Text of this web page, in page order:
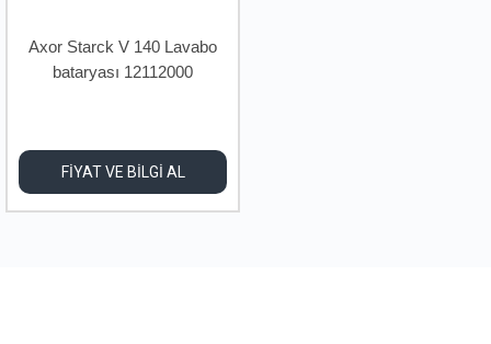
Axor Starck V 140 Lavabo
bataryası 12112000
FİYAT VE BİLGİ AL